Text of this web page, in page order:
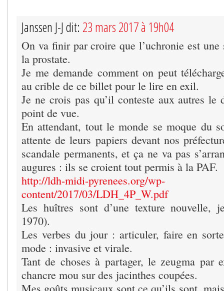
Janssen J-J dit: 23 mars 2017 à 19h04
On va finir par croire que l’uchronie est une
la prostate.
Je me demande comment on peut
au crible de ce billet pour le lire en exil.
Je ne crois pas qu’il conteste aux autres le
point de vue.
En attendant, tout le monde se moque du
attente de leurs papiers devant nos
scandale permanents, et ça ne va pas
augures : ils se croient tout permis à la PAF.
http://ldh-midi-pyrenees.org/wp-
content/2017/03/LDH_4P_W.pdf
Les huîtres sont d’une texture nouvelle,
1970).
Les verbes du jour : articuler, faire en
mode : invasive et virale.
Tant de choses à partager, le zeugma par
chancre mou sur des jacinthes coupées.